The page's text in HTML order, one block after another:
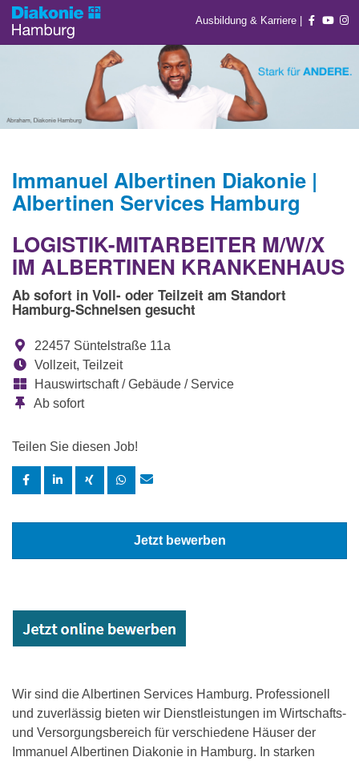
Ausbildung & Karriere |
Immanuel Albertinen Diakonie |
Albertinen Services Hamburg
LOGISTIK-MITARBEITER M/W/X
IM ALBERTINEN KRANKENHAUS
Ab sofort in Voll- oder Teilzeit am Standort
Hamburg-Schnelsen gesucht
22457 Süntelstraße 11a
Vollzeit, Teilzeit
Hauswirtschaft / Gebäude / Service
Ab sofort
Teilen Sie diesen Job!
Jetzt bewerben
Wir sind die Albertinen Services Hamburg. Professionell
und zuverlässig bieten wir Dienstleistungen im Wirtschafts-
und Versorgungsbereich für verschiedene Häuser der
Immanuel Albertinen Diakonie in Hamburg. In starken